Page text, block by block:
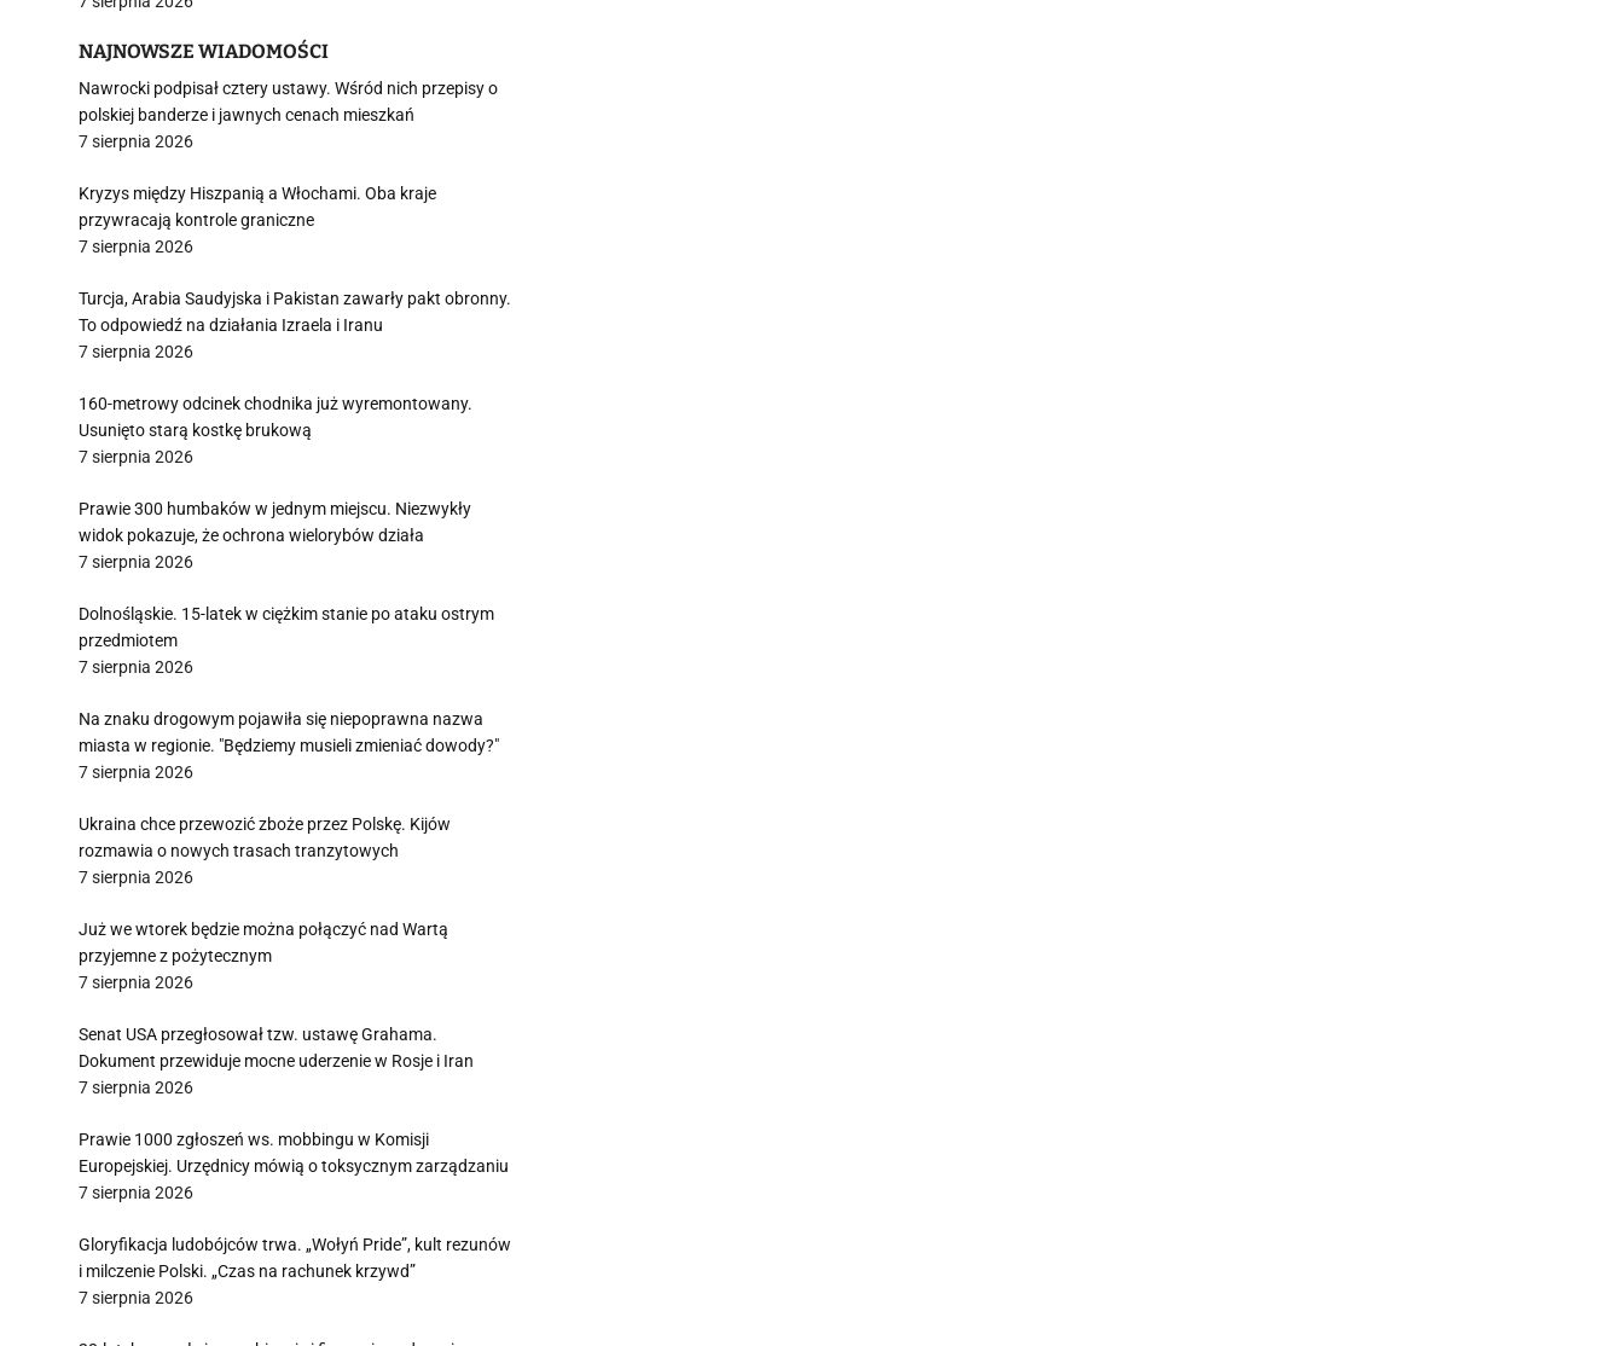
NAJNOWSZE WIADOMOŚCI
Nawrocki podpisał cztery ustawy. Wśród nich przepisy o
polskiej banderze i jawnych cenach mieszkań
7 sierpnia 2026
Kryzys między Hiszpanią a Włochami. Oba kraje
przywracają kontrole graniczne
7 sierpnia 2026
Turcja, Arabia Saudyjska i Pakistan zawarły pakt obronny.
To odpowiedź na działania Izraela i Iranu
7 sierpnia 2026
160-metrowy odcinek chodnika już wyremontowany.
Usunięto starą kostkę brukową
7 sierpnia 2026
Prawie 300 humbaków w jednym miejscu. Niezwykły
widok pokazuje, że ochrona wielorybów działa
7 sierpnia 2026
Dolnośląskie. 15-latek w ciężkim stanie po ataku ostrym
przedmiotem
7 sierpnia 2026
Na znaku drogowym pojawiła się niepoprawna nazwa
miasta w regionie. "Będziemy musieli zmieniać dowody?"
7 sierpnia 2026
Ukraina chce przewozić zboże przez Polskę. Kijów
rozmawia o nowych trasach tranzytowych
7 sierpnia 2026
Już we wtorek będzie można połączyć nad Wartą
przyjemne z pożytecznym
7 sierpnia 2026
Senat USA przegłosował tzw. ustawę Grahama.
Dokument przewiduje mocne uderzenie w Rosje i Iran
7 sierpnia 2026
Prawie 1000 zgłoszeń ws. mobbingu w Komisji
Europejskiej. Urzędnicy mówią o toksycznym zarządzaniu
7 sierpnia 2026
Gloryfikacja ludobójców trwa. „Wołyń Pride”, kult rezunów
i milczenie Polski. „Czas na rachunek krzywd”
7 sierpnia 2026